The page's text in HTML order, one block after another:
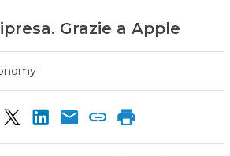
Grazie a Apple